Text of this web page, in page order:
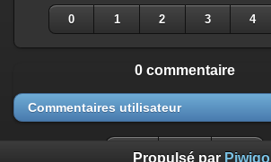
0 1 2 3 4
0 commentaire
Commentaires utilisateur
Propulsé par Piwigo